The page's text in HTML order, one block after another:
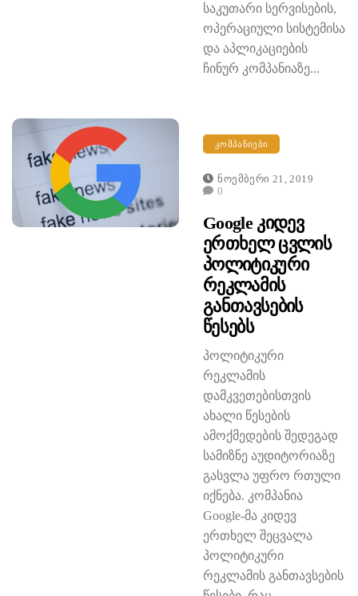
საკუთარი სერვისების,
ოპერაციული სისტემისა
და აპლიკაციების
ჩინურ კომპანიაზე...
ᲙᲝᲛᲞᲐᲜᲘᲔᲑᲘ
Ნოემბერი 21, 2019
0
Google Კიდევ
Ერთხელ Ცვლის
Პოლიტიკური
Რეკლამის
Განთავსების
Წესებს
პოლიტიკური
რეკლამის
დამკვეთებისთვის
ახალი წესების
ამოქმედების შედეგად
სამიზნე აუდიტორიაზე
გასვლა უფრო რთული
იქნება. კომპანია
Google-მა კიდევ
ერთხელ შეცვალა
პოლიტიკური
რეკლამის განთავსების